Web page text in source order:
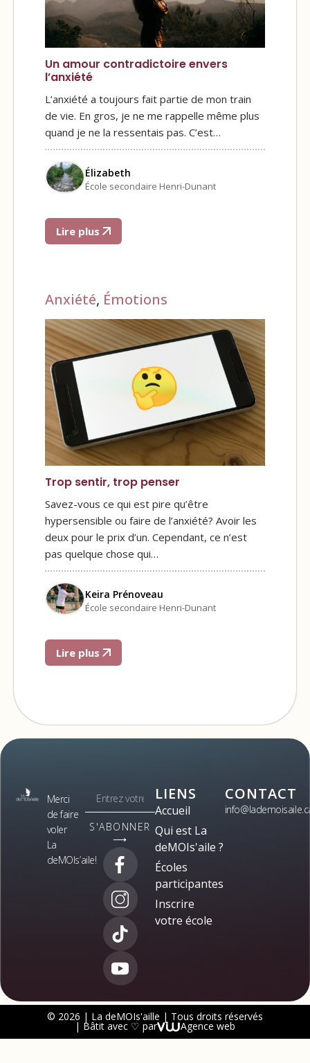
Un amour contradictoire envers
l’anxiété
L’anxiété a toujours fait partie de mon train
de vie. En gros, je ne me rappelle même plus
quand je ne la ressentais pas. C’est…
Élizabeth
École secondaire Henri-Dunant
Lire plus
Anxiété, Émotions
Trop sentir, trop penser
Savez-vous ce qui est pire qu’être
hypersensible ou faire de l’anxiété? Avoir les
deux pour le prix d’un. Cependant, ce n’est
pas quelque chose qui…
Keira Prénoveau
École secondaire Henri-Dunant
Lire plus
Merci
de faire
voler
La
deMOIs’aile!
S'ABONNER
⟶
LIENS
Accueil
Qui est La
deMOIs'aile ?
Écoles
participantes
Inscrire
votre école
CONTACT
© 2026 | La deMOIs'aille | Tous droits réservés
| Bâtit avec ♡ par Agence web